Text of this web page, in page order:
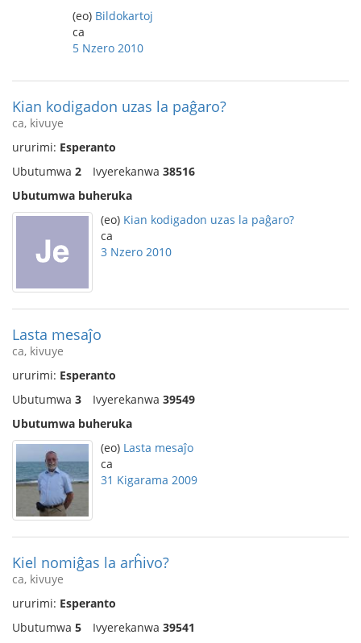
(eo) Bildokartoj
ca
5 Nzero 2010
Kian kodigadon uzas la paĝaro?
ca, kivuye
ururimi: Esperanto
Ubutumwa 2 Ivyerekanwa 38516
Ubutumwa buheruka
(eo) Kian kodigadon uzas la paĝaro?
ca
3 Nzero 2010
Lasta mesaĵo
ca, kivuye
ururimi: Esperanto
Ubutumwa 3 Ivyerekanwa 39549
Ubutumwa buheruka
(eo) Lasta mesaĵo
ca
31 Kigarama 2009
Kiel nomiĝas la arĥivo?
ca, kivuye
ururimi: Esperanto
Ubutumwa 5 Ivyerekanwa 39541